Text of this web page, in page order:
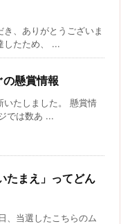
、ありがとうございま
たため、 ...
の懸賞情報
いたしました。 懸賞情
では数あ ...
たまえ」ってどん
、当選したこちらのム